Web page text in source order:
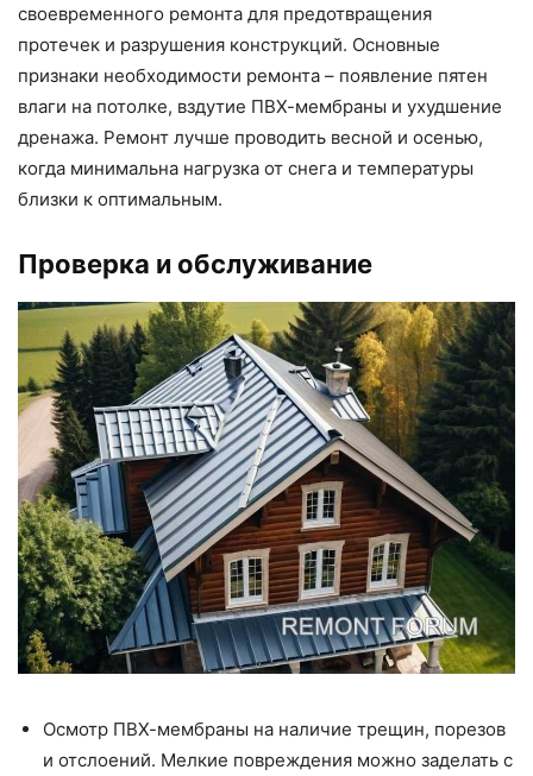
своевременного ремонта для предотвращения
протечек и разрушения конструкций. Основные
признаки необходимости ремонта – появление пятен
влаги на потолке, вздутие ПВХ-мембраны и ухудшение
дренажа. Ремонт лучше проводить весной и осенью,
когда минимальна нагрузка от снега и температуры
близки к оптимальным.
Проверка и обслуживание
Осмотр ПВХ-мембраны на наличие трещин, порезов
и отслоений. Мелкие повреждения можно заделать с